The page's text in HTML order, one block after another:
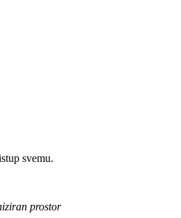
svemu.
prostor